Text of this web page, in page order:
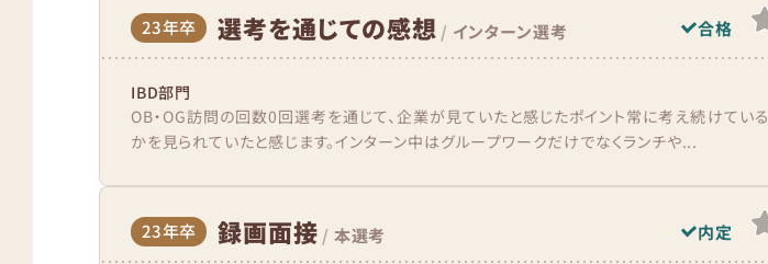
23年卒 選考を通じての感想 / インターン選考 合格
IBD部門
OB・OG訪問の回数0回選考を通じて、企業が見ていたと感じたポイント常に考え続けている
かを見られていたと感じます。インターン中はグループワークだけでなくランチや...
23年卒 録画面接 / 本選考 内定